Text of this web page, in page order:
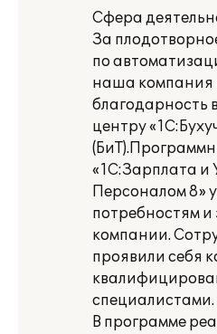
Сфера
За
по
наша компания
благодарность
центру
«1С:Зарплата и
Персоналом 8»
потребностям
компании.
проявили себя
специалистами.
В программе